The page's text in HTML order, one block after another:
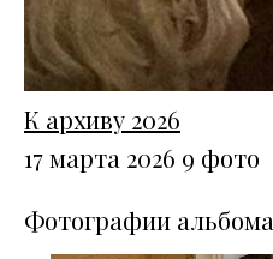
К архиву 2026
17 марта 2026 9 фото
Фотографии альбома